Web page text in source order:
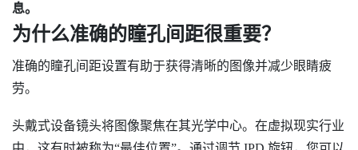
息。
为什么准确的瞳孔间距很重要？
准确的瞳孔间距设置有助于获得清晰的图像并减少眼睛疲
劳。
头戴式设备镜头将图像聚焦在其光学中心。在虚拟现实行业